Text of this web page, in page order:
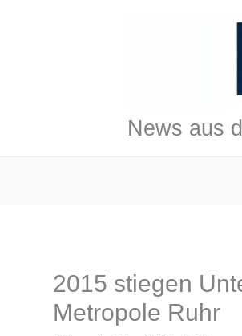
News aus
2015 stiegen
Metropole Ruhr